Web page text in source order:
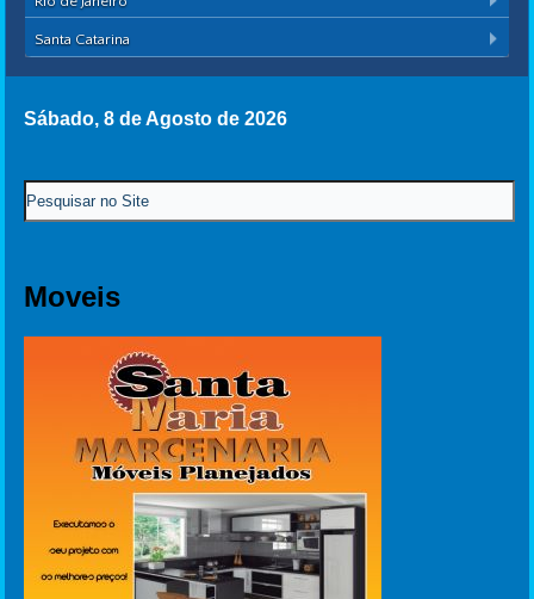
Santa Catarina
Sábado, 8 de Agosto de 2026
Moveis